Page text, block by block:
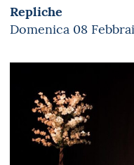
Repliche
Domenica 08